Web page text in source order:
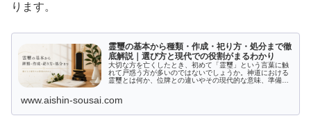
ります。
霊璽の基本から種類・作成・祀り方・処分まで徹
底解説｜選び方と現代での役割がまるわかり
大切な方を亡くしたとき、初めて「霊璽」という言葉に触
れて戸惑う方が多いのではないでしょうか。神道における
霊璽とは何か、位牌との違いやその現代的な意味、準備の
www.aishin-sousai.com